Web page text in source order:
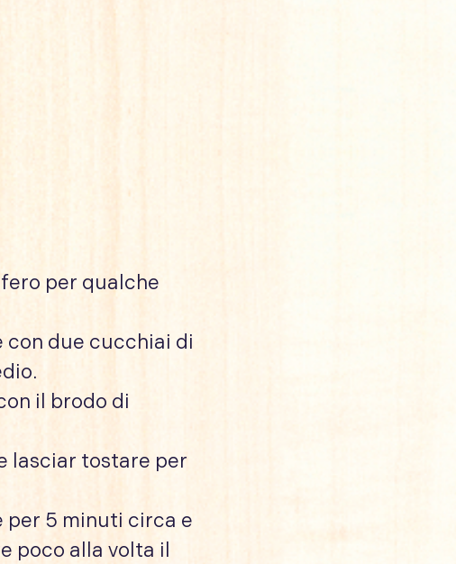
per qualche
due cucchiai di
il brodo di
lasciar tostare per
per 5 minuti circa e
poco alla volta il